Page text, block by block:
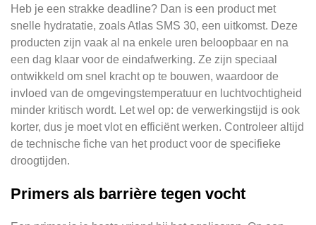
Heb je een strakke deadline? Dan is een product met
snelle hydratatie, zoals Atlas SMS 30, een uitkomst. Deze
producten zijn vaak al na enkele uren beloopbaar en na
een dag klaar voor de eindafwerking. Ze zijn speciaal
ontwikkeld om snel kracht op te bouwen, waardoor de
invloed van de omgevingstemperatuur en luchtvochtigheid
minder kritisch wordt. Let wel op: de verwerkingstijd is ook
korter, dus je moet vlot en efficiënt werken. Controleer altijd
de technische fiche van het product voor de specifieke
droogtijden.
Primers als barrière tegen vocht